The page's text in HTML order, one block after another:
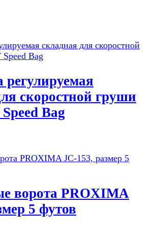
скоростной груши
Bag
ворота PROXIMA
5 футов